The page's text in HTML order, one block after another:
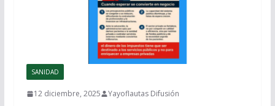
SANIDAD
12 diciembre, 2025 Yayoflautas Difusión